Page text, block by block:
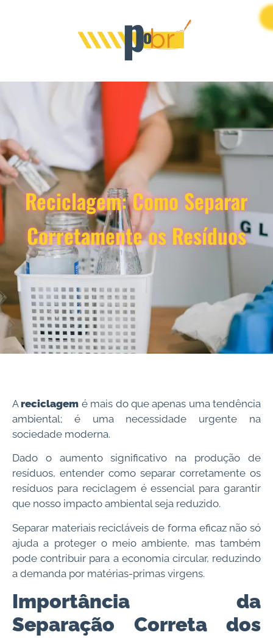
Reciclagem: Como Separar
Corretamente os Resíduos
Areciclagem é mais do que apenas uma tendência
ambiental; é uma necessidade urgente na
sociedade moderna.
Dado o aumento significativo na produção de
resíduos, entender como separar corretamente os
resíduos para reciclagem é essencial para garantir
que nosso impacto ambiental seja reduzido.
Separar materiais recicláveis de forma eficaz não só
ajuda a proteger o meio ambiente, mas também
pode contribuir para a economia circular, reduzindo
a demanda por matérias-primas virgens.
Importância da
Separação Correta dos